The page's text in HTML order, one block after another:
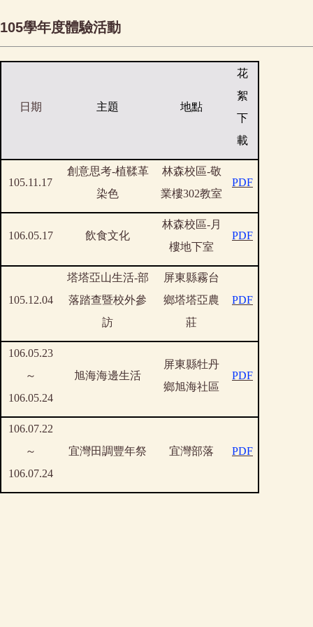
105學年度體驗活動
日期 主題 地點
花
絮
下
載
105.11.17
創意思考-植鞣革
染色
林森校區-敬
業樓302教室
PDF
106.05.17 飲食文化
林森校區-月
樓地下室
PDF
105.12.04
塔塔亞山生活-部
落踏查暨校外參
訪
屏東縣霧台
鄉塔塔亞農
莊
PDF
106.05.23
～
106.05.24
旭海海邊生活
屏東縣牡丹
鄉旭海社區
PDF
106.07.22
～
106.07.24
宜灣田調豐年祭 宜灣部落 PDF